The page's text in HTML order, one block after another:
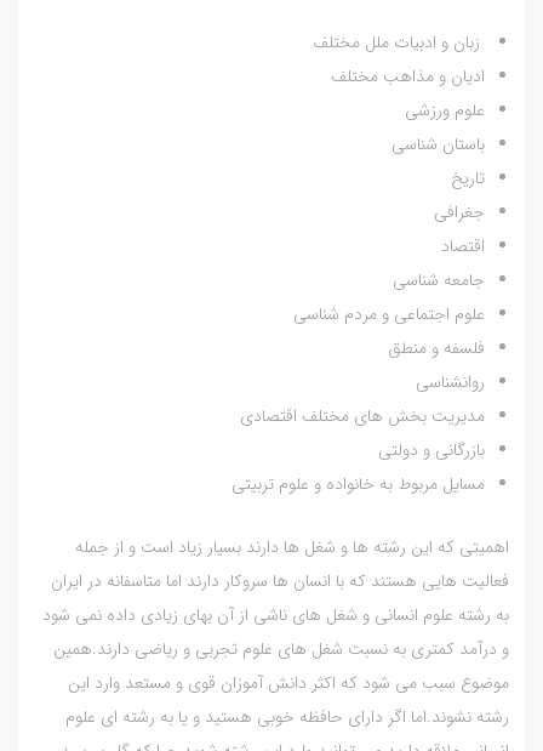
زبان و ادبیات ملل مختلف
ادیان و مذاهب مختلف
علوم ورزشی
باستان شناسی
تاریخ
جغرافی
اقتصاد
جامعه شناسی
علوم اجتماعی و مردم شناسی
فلسفه و منطق
روانشناسی
مدیریت بخش های مختلف اقتصادی
بازرگانی و دولتی
مسایل مربوط به خانواده و علوم تربیتی
اهمیتی که این رشته ها و شغل ها دارند بسیار زیاد است و از جمله
فعالیت هایی هستند که با انسان ها سروکار دارند اما متاسفانه در ایران
به رشته علوم انسانی و شغل های ناشی از آن بهای زیادی داده نمی شود
و درآمد کمتری به نسبت شغل های علوم تجربی و ریاضی دارند.همین
موضوع سبب می شود که اکثر دانش آموزان قوی و مستعد وارد این
رشته نشوند.اما اگر دارای حافظه خوبی هستید و یا به رشته ای علوم